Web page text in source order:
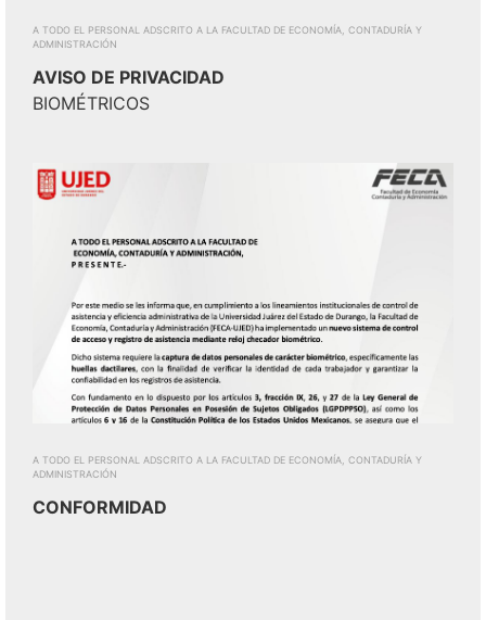
A TODO EL PERSONAL ADSCRITO A LA FACULTAD DE ECONOMÍA, CONTADURÍA Y
ADMINISTRACIÓN
AVISO DE PRIVACIDAD
BIOMÉTRICOS
A TODO EL PERSONAL ADSCRITO A LA FACULTAD DE ECONOMÍA, CONTADURÍA Y
ADMINISTRACIÓN
CONFORMIDAD